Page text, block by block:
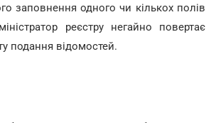
заповнення одного чи кількох полів
реєстру негайно повертає
подання відомостей.